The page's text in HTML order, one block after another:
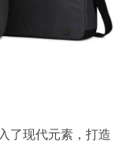
了现代元素，打造